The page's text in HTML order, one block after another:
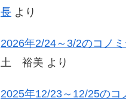
長 より
2026年2/24～3/2のコノ
土 裕美 より
2025年12/23～12/25のコ